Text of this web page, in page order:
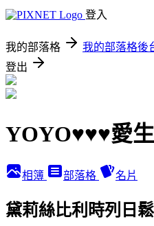
登入
我的部落格 我的部落格後
登出
YOYO♥♥♥愛
相簿 部落格 名片
黛莉絲比利時列日